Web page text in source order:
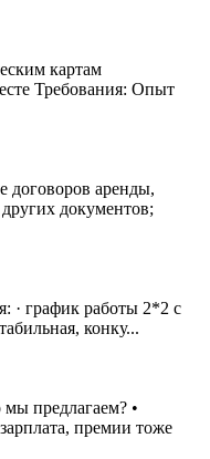
картам
Требования: Опыт
договоров аренды,
документов;
· график работы 2*2 с
конку...
пpeдлагaем? •
премии тoжe